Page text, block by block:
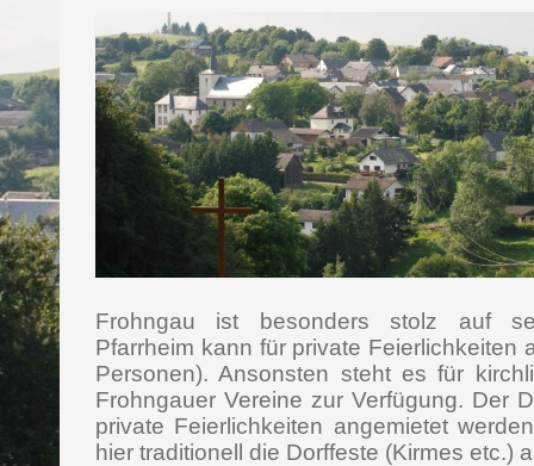
Frohngau ist besonders stolz auf
Pfarrheim kann für private Feierlichkeiten
Personen). Ansonsten steht es für
Frohngauer Vereine zur Verfügung. Der
private Feierlichkeiten angemietet
hier traditionell die Dorffeste (Kirmes etc.)